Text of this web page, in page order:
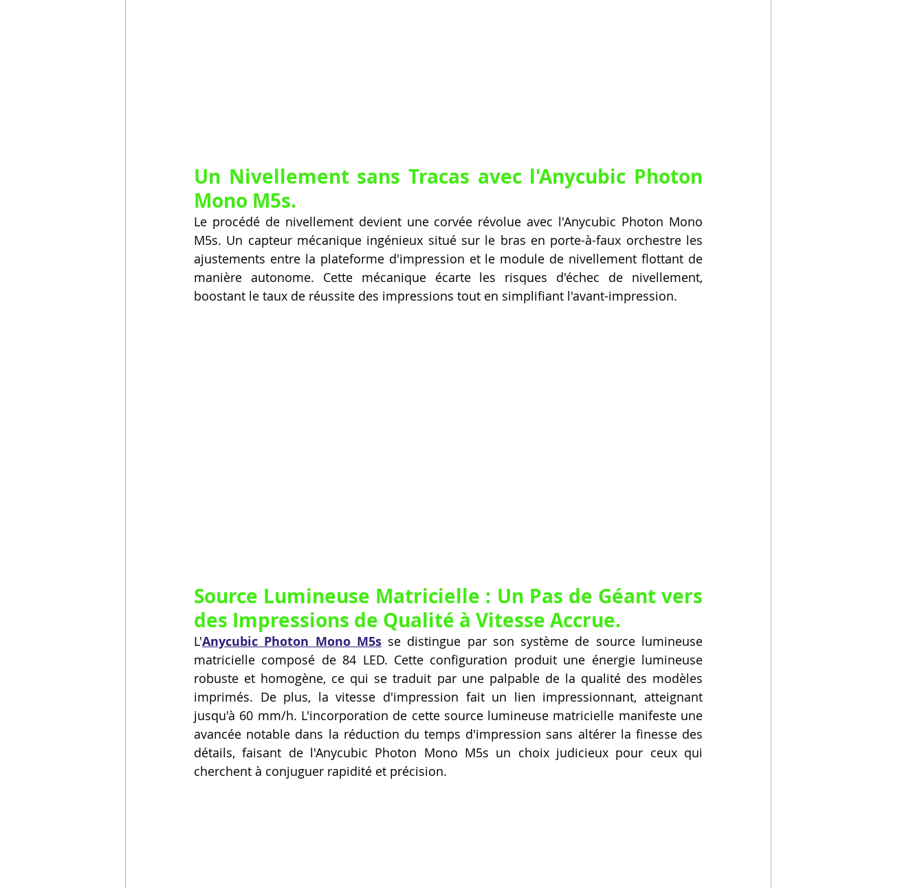
Un Nivellement sans Tracas avec l'Anycubic Photon
Mono M5s.
Le procédé de nivellement devient une corvée révolue avec l'Anycubic Photon Mono
M5s. Un capteur mécanique ingénieux situé sur le bras en porte-à-faux orchestre les
ajustements entre la plateforme d'impression et le module de nivellement flottant de
manière autonome. Cette mécanique écarte les risques d'échec de nivellement,
boostant le taux de réussite des impressions tout en simplifiant l'avant-impression.
Source Lumineuse Matricielle : Un Pas de Géant vers
des Impressions de Qualité à Vitesse Accrue.
L'Anycubic Photon Mono M5s se distingue par son système de source lumineuse
matricielle composé de 84 LED. Cette configuration produit une énergie lumineuse
robuste et homogène, ce qui se traduit par une palpable de la qualité des modèles
imprimés. De plus, la vitesse d'impression fait un lien impressionnant, atteignant
jusqu'à 60 mm/h. L'incorporation de cette source lumineuse matricielle manifeste une
avancée notable dans la réduction du temps d'impression sans altérer la finesse des
détails, faisant de l'Anycubic Photon Mono M5s un choix judicieux pour ceux qui
cherchent à conjuguer rapidité et précision.